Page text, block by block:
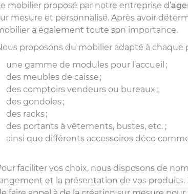
mobilier proposé par notre entreprise d’
mesure et personnalisé. Après avoir
a également toute son importance.
proposons du mobilier adapté à chaque
une gamme de modules pour l’accueil ;
des meubles de caisse ;
des comptoirs vendeurs ou bureaux ;
des gondoles ;
des racks ;
des portants à vêtements, bustes, etc. ;
ainsi que différents accessoires déco
faciliter vos choix, nous disposons de
et la présentation de vos